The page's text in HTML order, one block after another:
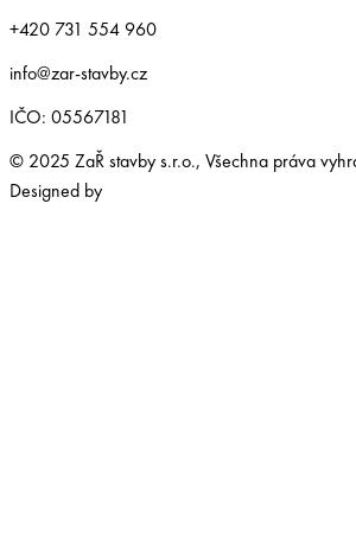
+420 731 554 960
info@zar-stavby.cz
IČO: 05567181
© 2025 ZaŘ stavby s.r.o., Všechna práva
Designed by